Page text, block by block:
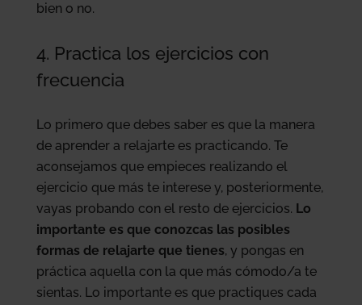
bien o no.
4. Practica los ejercicios con
frecuencia
Lo primero que debes saber es que la manera
de aprender a relajarte es practicando. Te
aconsejamos que empieces realizando el
ejercicio que más te interese y, posteriormente,
vayas probando con el resto de ejercicios. Lo
importante es que conozcas las posibles
formas de relajarte que tienes, y pongas en
práctica aquella con la que más cómodo/a te
sientas. Lo importante es que practiques cada